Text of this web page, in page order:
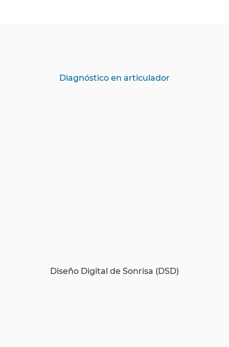
Diagnóstico en articulador
Diseño Digital de Sonrisa (DSD)